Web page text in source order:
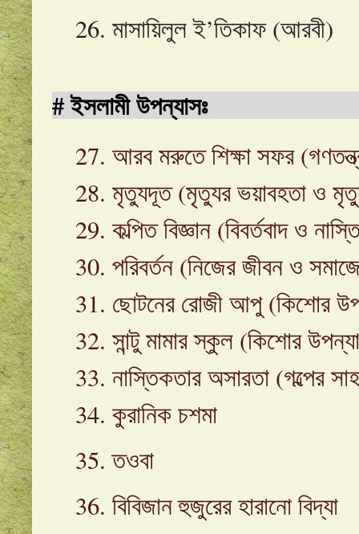
26. মাসায়িলুল ই’তিকাফ (আরবী)
#ইসলামী উপন্যাসঃ
27. আরব মরুতে শিক্ষা সফর
28. মৃত্যুদূত (মৃত্যুর ভয়াবহতা ও
29. কল্পিত বিজ্ঞান (বিবর্তবাদ ও
30. পরিবর্তন (নিজের জীবন ও
31. ছোটনের রোজী আপু (কিশোর
32. সান্টু মামার স্কুল (কিশোর
33. নাস্তিকতার অসারতা (গল্পের
34. কুরানিক চশমা
35. তওবা
36. বিবিজান হুজুরের হারানো বিদ্যা